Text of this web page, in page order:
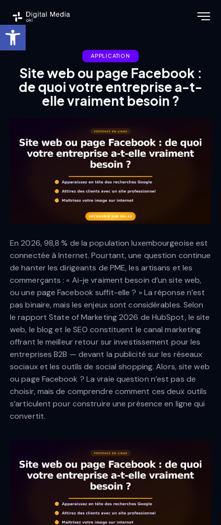
Ouvrir la barre d’outils
APPLICATION
Site web ou page Facebook :
de quoi votre entreprise a-t-
elle vraiment besoin ?
En 2026, 98,8 % de la population luxembourgeoise est
connectée à Internet. Pourtant, une question continue
de hanter les dirigeants de PME, les artisans et les
commerçants : « Ai-je vraiment besoin d’un site web,
ou une page Facebook suffit-elle ? » La réponse n’est
pas binaire, mais les enjeux sont considérables. Selon
le rapport State of Marketing 2026 de HubSpot, le site
web, le blog et le SEO constituent le canal marketing
offrant le meilleur retour sur investissement pour les
entreprises B2B — devant la publicité sur les réseaux
sociaux et les outils de social shopping. Alors, site web
ou page Facebook ? La vraie question n’est pas de
choisir, mais de comprendre comment ces deux outils
s’articulent pour construire une présence en ligne qui
convertit.